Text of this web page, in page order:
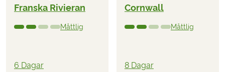
Franska Rivieran
Måttlig
6 Dagar
Cornwall
Måttlig
8 Dagar